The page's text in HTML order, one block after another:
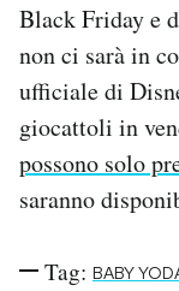
Black Friday e
non ci sarà in
ufficiale di
giocattoli in
possono solo
saranno
Tag: BABY